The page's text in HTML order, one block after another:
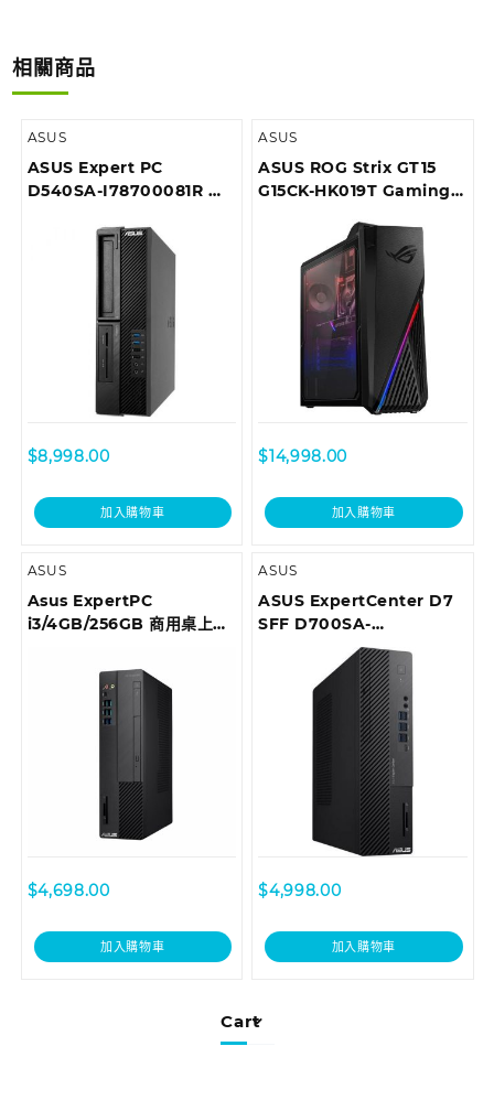
Cart
相關商品
ASUS
ASUS Expert PC
D540SA-I78700081R 商
$8,998.00
加入購物車
ASUS
ASUS ROG Strix GT15
G15CK-HK019T Gaming
$14,998.00
加入購物車
ASUS
Asus ExpertPC
i3/4GB/256GB 商用桌上型
I39100013T
$4,698.00
加入購物車
ASUS
ASUS ExpertCenter D7
SFF D700SA-
310100029T Desktop
$4,998.00
加入購物車